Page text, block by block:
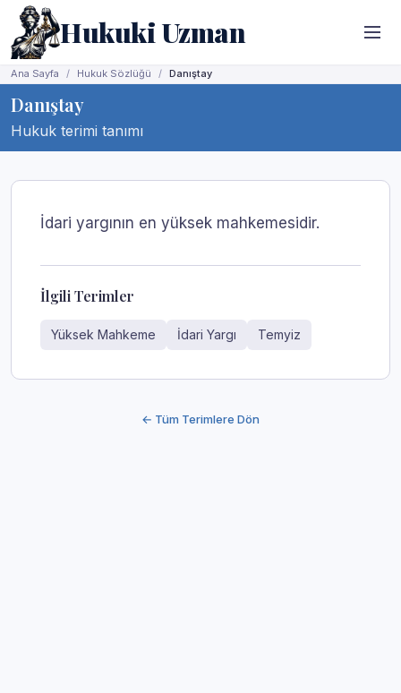
Hukuki Uzman
Ana Sayfa Hukuk Sözlüğü Danıştay
Danıştay
Hukuk terimi tanımı
İdari yargının en yüksek mahkemesidir.
İlgili Terimler
Yüksek Mahkeme İdari Yargı Temyiz
← Tüm Terimlere Dön